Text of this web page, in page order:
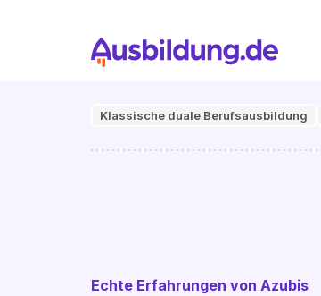
Klassische duale Berufsausbildung
Echte Erfahrungen von Azubis